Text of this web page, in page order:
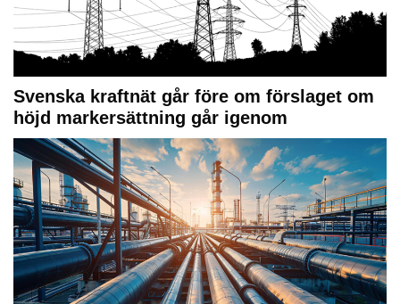
Svenska kraftnät går före om förslaget om
höjd markersättning går igenom